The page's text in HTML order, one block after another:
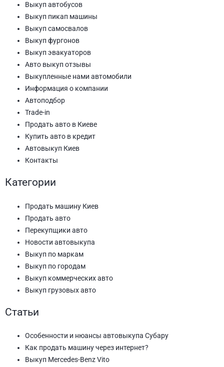
Выкуп автобусов
Выкуп пикап машины
Выкуп самосвалов
Выкуп фургонов
Выкуп эвакуаторов
Авто выкуп отзывы
Выкупленные нами автомобили
Информация о компании
Автоподбор
Trade-in
Продать авто в Киеве
Купить авто в кредит
Автовыкуп Киев
Контакты
Категории
Продать машину Киев
Продать авто
Перекупщики авто
Новости автовыкупа
Выкуп по маркам
Выкуп по городам
Выкуп коммерческих авто
Выкуп грузовых авто
Статьи
Особенности и нюансы автовыкупа Субару
Как продать машину через интернет?
Выкуп Mercedes-Benz Vito